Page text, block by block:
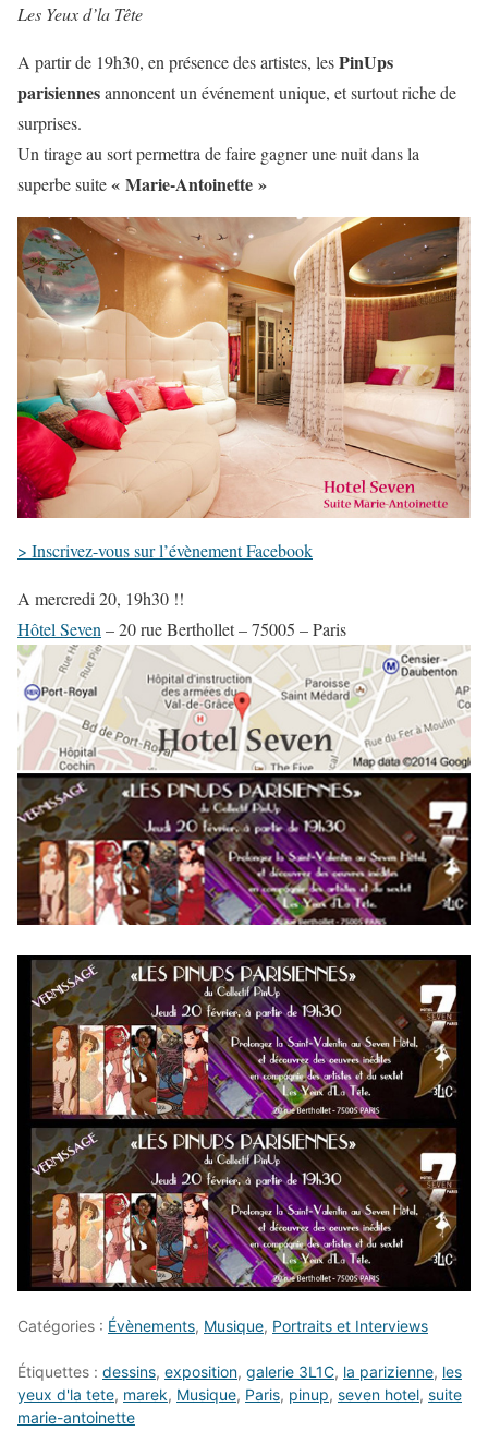
Les Yeux d’la Tête
A partir de 19h30, en présence des artistes, lesPinUps
parisiennesannoncent un événement unique, et surtout riche de
surprises.
Un tirage au sort permettra de faire gagner une nuit dans la
superbe suite« Marie-Antoinette »
> Inscrivez-vous sur l’évènement Facebook
A mercredi 20, 19h30 !!
Hôtel Seven – 20 rue Berthollet – 75005 – Paris
Catégories : Évènements, Musique, Portraits et Interviews
Étiquettes : dessins, exposition, galerie 3L1C, la parizienne, les
yeux d'la tete, marek, Musique, Paris, pinup, seven hotel, suite
marie-antoinette